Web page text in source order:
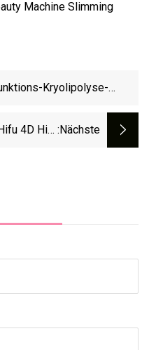
Kryolipolyse-
4D Hifu :nächste